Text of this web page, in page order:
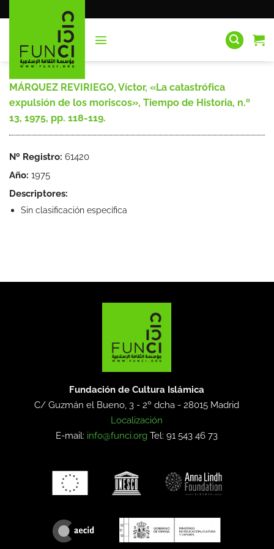
al
MÁRQUEZ REVIRIEGO, Víctor, «La catastrófica
expulsión de los moriscos», Tiempo de Historia, n.º
13, 1975, pp. 118-119.
Nº Registro: 61420
Año: 1975
Descriptores:
Sin clasificación específica
Fundación de Cultura Islámica
C/ Guzmán el Bueno, 3 - 2º dcha -28015 Madrid
Localización
E-mail: info@funci.org Tel: 91 543 46 73